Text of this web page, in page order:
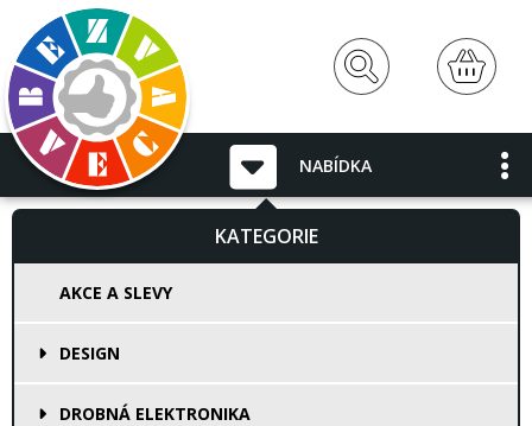
NABÍDKA
KATEGORIE
AKCE A SLEVY
DESIGN
DROBNÁ ELEKTRONIKA